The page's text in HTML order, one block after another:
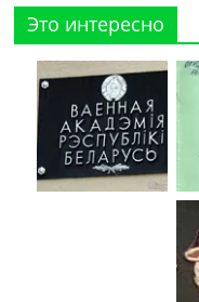
Это интересно